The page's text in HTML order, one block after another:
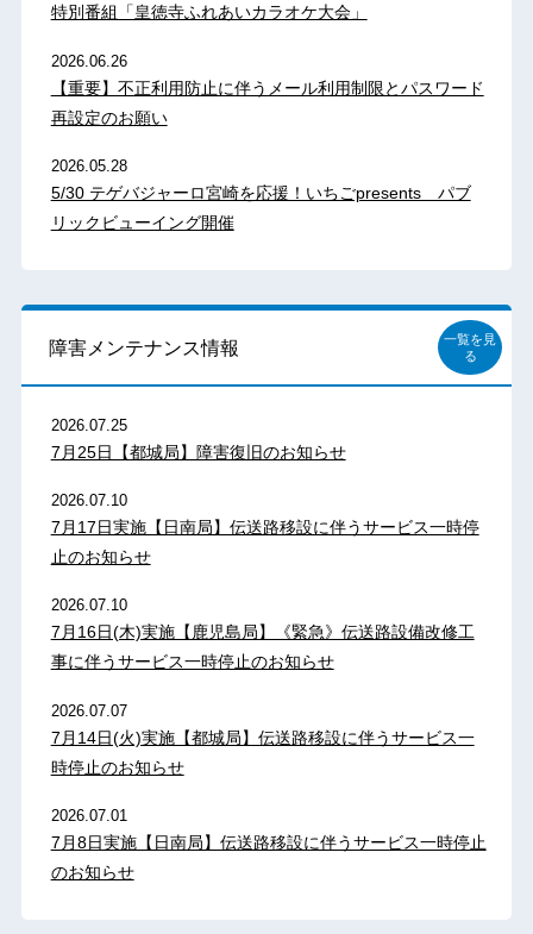
特別番組「皇徳寺ふれあいカラオケ大会」
2026.06.26
【重要】不正利用防止に伴うメール利用制限とパスワード
再設定のお願い
2026.05.28
5/30 テゲバジャーロ宮崎を応援！いちごpresents パブ
リックビューイング開催
障害メンテナンス情報
一覧を見
る
2026.07.25
7月25日【都城局】障害復旧のお知らせ
2026.07.10
7月17日実施【日南局】伝送路移設に伴うサービス一時停
止のお知らせ
2026.07.10
7月16日(木)実施【鹿児島局】《緊急》伝送路設備改修工
事に伴うサービス一時停止のお知らせ
2026.07.07
7月14日(火)実施【都城局】伝送路移設に伴うサービス一
時停止のお知らせ
2026.07.01
7月8日実施【日南局】伝送路移設に伴うサービス一時停止
のお知らせ